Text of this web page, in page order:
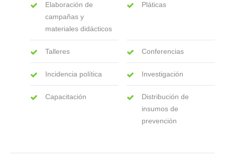
Elaboración de
campañas y
materiales didácticos
Pláticas
Talleres Conferencias
Incidencia política Investigación
Capacitación
Distribución de
insumos de
prevención